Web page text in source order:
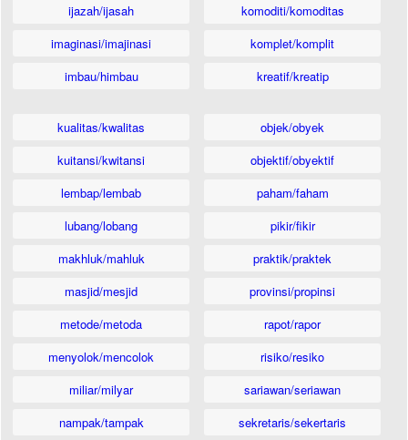
ijazah/ijasah
imaginasi/imajinasi
imbau/himbau
komoditi/komoditas
komplet/komplit
kreatif/kreatip
kualitas/kwalitas
kuitansi/kwitansi
lembap/lembab
lubang/lobang
makhluk/mahluk
masjid/mesjid
metode/metoda
menyolok/mencolok
miliar/milyar
nampak/tampak
objek/obyek
objektif/obyektif
paham/faham
pikir/fikir
praktik/praktek
provinsi/propinsi
rapot/rapor
risiko/resiko
sariawan/seriawan
sekretaris/sekertaris